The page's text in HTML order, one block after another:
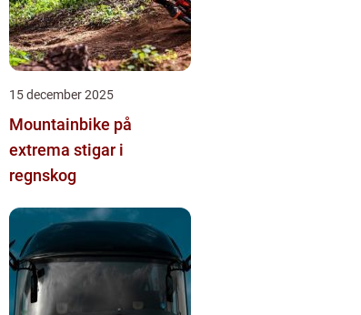
15 december 2025
Mountainbike på
extrema stigar i
regnskog